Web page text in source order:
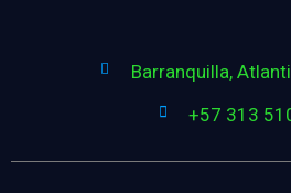
Barranquilla,
+57 313